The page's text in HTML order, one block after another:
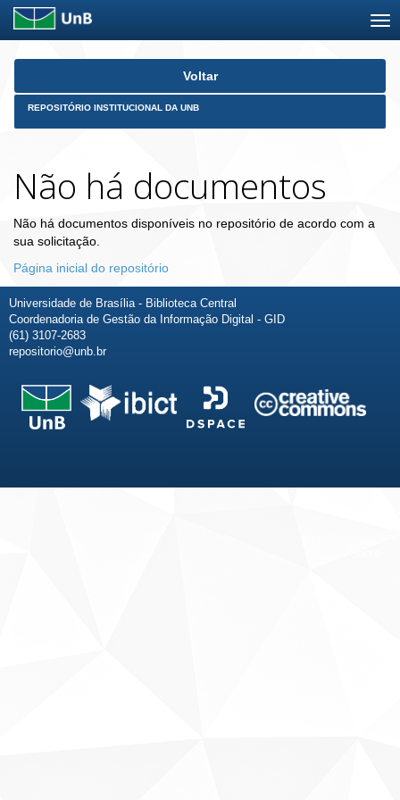
Skip
Voltar
REPOSITÓRIO INSTITUCIONAL DA UNB
Não há documentos
Não há documentos disponíveis no repositório de acordo com a
sua solicitação.
Página inicial do repositório
Universidade de Brasília - Biblioteca Central
Coordenadoria de Gestão da Informação Digital - GID
(61) 3107-2683
repositorio@unb.br